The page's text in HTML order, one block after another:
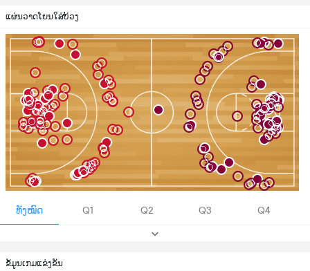
ແຜ່ນວາດໂຍນໃສ່ບ້ວງ
ທັງໝົດ Q1 Q2 Q3 Q4
ຂ້ໍມູນເກມແຂ່ງຂັນ